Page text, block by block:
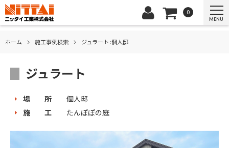
0
MENU
ホーム 施⼯事例検索 ジュラート :個人邸
ジュラート
場 所
個人邸
施 工
たんぽぽの庭